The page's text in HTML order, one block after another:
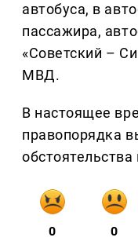
автобуса, в
пассажира,
«Советский –
МВД.
В настоящее
правопорядка
0 0